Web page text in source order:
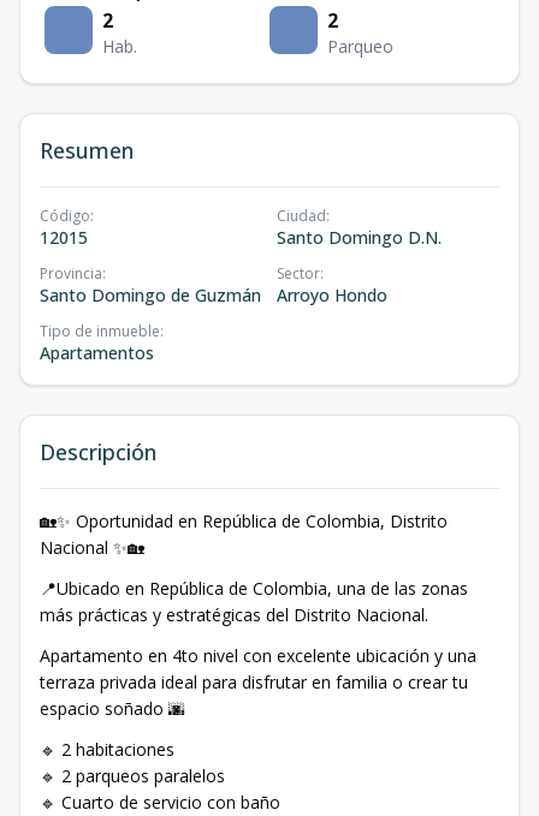
2
Hab.
2
Parqueo
Resumen
Código:
12015
Ciudad:
Santo Domingo D.N.
Provincia:
Santo Domingo de Guzmán
Sector:
Arroyo Hondo
Tipo de inmueble:
Apartamentos
Descripción
🏡✨ Oportunidad en República de Colombia, Distrito
Nacional ✨🏡
📍Ubicado en República de Colombia, una de las zonas
más prácticas y estratégicas del Distrito Nacional.
Apartamento en 4to nivel con excelente ubicación y una
terraza privada ideal para disfrutar en familia o crear tu
espacio soñado 🌆
🔹 2 habitaciones
🔹 2 parqueos paralelos
🔹 Cuarto de servicio con baño